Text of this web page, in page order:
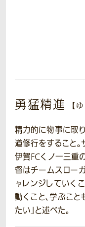
勇猛精進 【
精力的に物事に取
道修行をすること
伊賀FCくノ一三重
督はチームスローガ
ャレンジしていく
動くこと、学ぶこ
たい」と述べた。